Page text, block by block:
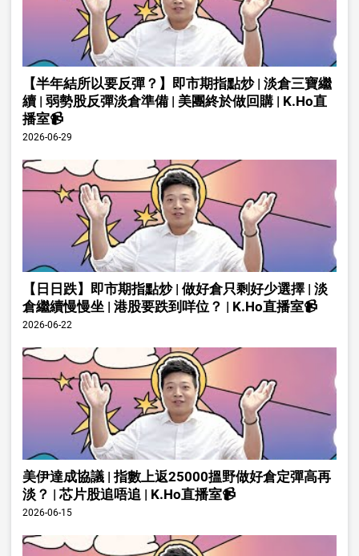
【半年結所以要反彈？】即市期指點炒 | 淡倉三寶繼
續 | 弱勢股反彈淡倉準備 | 美團終於做回購 | K.Ho直
播室📹
2026-06-29
【日日跌】即市期指點炒 | 做好倉只剩好少選擇 | 淡
倉繼續慢慢坐 | 港股要跌到咩位？ | K.Ho直播室📹
2026-06-22
美伊達成協議 | 指數上返25000搵野做好倉定彈高再
淡？ | 芯片股追唔追 | K.Ho直播室📹
2026-06-15